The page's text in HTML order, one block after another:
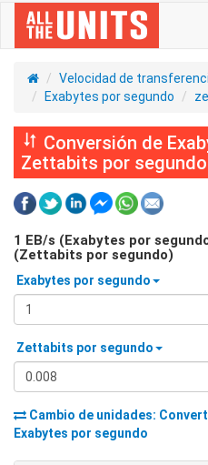
Velocidad de
Exabytes por segundo
Conversión de
Zettabits por
1 EB/s (Exabytes por
(Zettabits por segundo)
Exabytes por segundo
Zettabits por segundo
Cambio de unidades:
Exabytes por segundo